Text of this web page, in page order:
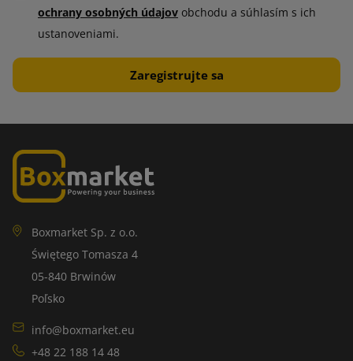
ochrany osobných údajov obchodu a súhlasím s ich
ustanoveniami.
Boxmarket Sp. z o.o.
Świętego Tomasza 4
05-840 Brwinów
Poľsko
info@boxmarket.eu
+48 22 188 14 48